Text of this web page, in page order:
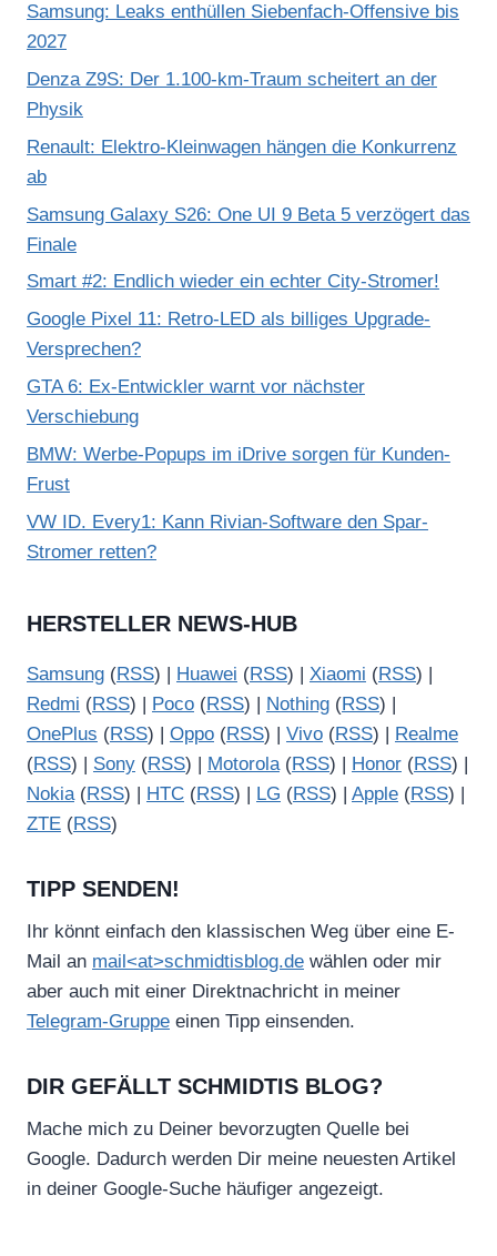
Samsung: Leaks enthüllen Siebenfach-Offensive bis
2027
Denza Z9S: Der 1.100-km-Traum scheitert an der
Physik
Renault: Elektro-Kleinwagen hängen die Konkurrenz
ab
Samsung Galaxy S26: One UI 9 Beta 5 verzögert das
Finale
Smart #2: Endlich wieder ein echter City-Stromer!
Google Pixel 11: Retro-LED als billiges Upgrade-
Versprechen?
GTA 6: Ex-Entwickler warnt vor nächster
Verschiebung
BMW: Werbe-Popups im iDrive sorgen für Kunden-
Frust
VW ID. Every1: Kann Rivian-Software den Spar-
Stromer retten?
HERSTELLER NEWS-HUB
Samsung (RSS) | Huawei (RSS) | Xiaomi (RSS) |
Redmi (RSS) | Poco (RSS) | Nothing (RSS) |
OnePlus (RSS) | Oppo (RSS) | Vivo (RSS) |
Realme
(RSS) | Sony (RSS) | Motorola(RSS) | Honor (RSS) |
Nokia(RSS) | HTC (RSS) | LG (RSS) | Apple (RSS) |
ZTE (RSS)
TIPP SENDEN!
Ihr könnt einfach den klassischen Weg über eine E-
Mail an mail<at>schmidtisblog.de wählen oder mir
aber auch mit einer Direktnachricht in meiner
Telegram-Gruppe einen Tipp einsenden.
DIR GEFÄLLT SCHMIDTIS BLOG?
Mache mich zu Deiner bevorzugten Quelle bei
Google. Dadurch werden Dir meine neuesten Artikel
in deiner Google-Suche häufiger angezeigt.